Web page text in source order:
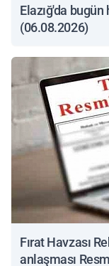
Elazığ'da
(06.08.2026)
Fırat Havzası
anlaşması